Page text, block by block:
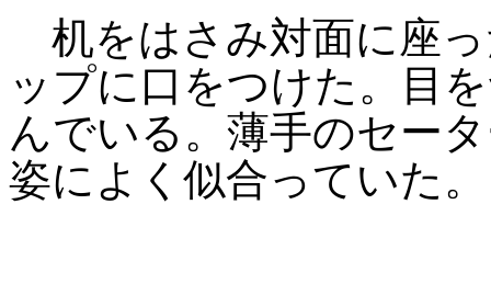
机をはさみ対面に座
ップに口をつけた。目
んでいる。薄手のセー
姿によく似合っていた。